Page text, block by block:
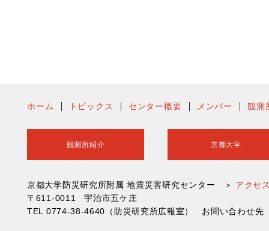
ホーム トピックス センター概要 メンバー 観測
観測所紹介 京都大学
京都大学防災研究所附属 地震災害研究センター ＞ アクセ
〒611-0011 宇治市五ケ庄
TEL 0774-38-4640（防災研究所広報室） お問い合わせ先